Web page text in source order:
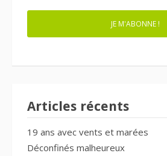
JE M'ABONNE !
Articles récents
19 ans avec vents et marées
Déconfinés malheureux